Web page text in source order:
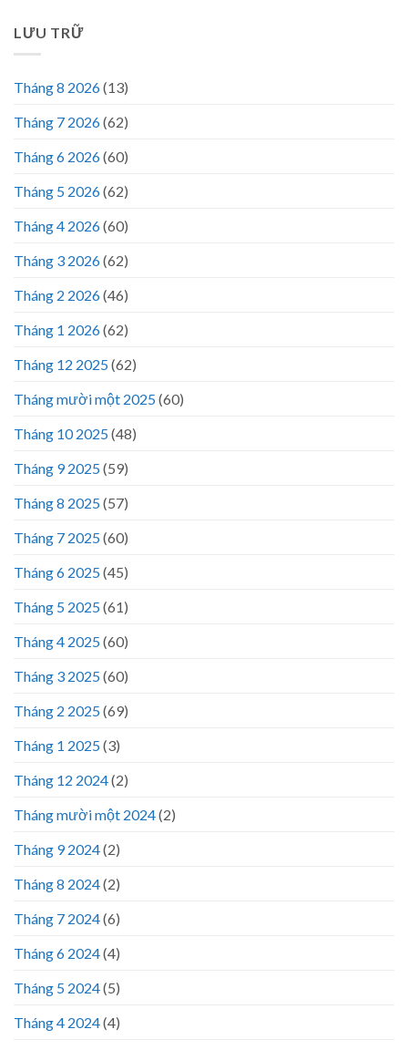
LƯU TRỮ
Tháng 8 2026(13)
Tháng 7 2026(62)
Tháng 6 2026(60)
Tháng 5 2026(62)
Tháng 4 2026(60)
Tháng 3 2026(62)
Tháng 2 2026(46)
Tháng 1 2026(62)
Tháng 12 2025(62)
Tháng mười một 2025(60)
Tháng 10 2025(48)
Tháng 9 2025(59)
Tháng 8 2025(57)
Tháng 7 2025(60)
Tháng 6 2025(45)
Tháng 5 2025(61)
Tháng 4 2025(60)
Tháng 3 2025(60)
Tháng 2 2025(69)
Tháng 1 2025(3)
Tháng 12 2024(2)
Tháng mười một 2024(2)
Tháng 9 2024(2)
Tháng 8 2024(2)
Tháng 7 2024(6)
Tháng 6 2024(4)
Tháng 5 2024(5)
Tháng 4 2024(4)